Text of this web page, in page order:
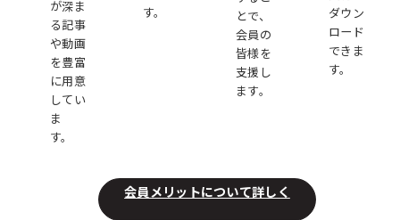
が深ま
る記事
や動画
を豊富
に用意
してい
ま
す。
す。
とで、
会員の
皆様を
支援し
ます。
ダウン
ロード
できま
す。
会員メリットについて詳しく